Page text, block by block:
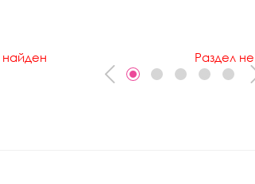
найден Раздел